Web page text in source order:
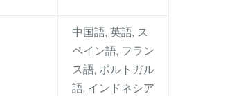
中国語, 英語, ス
ペイン語, フラン
ス語, ポルトガル
語, インドネシア